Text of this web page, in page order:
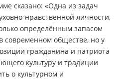
сказано: «Одна из задач
нравственной личности,
определённым запасом
современном обществе, но у
гражданина и патриота
культуру и традиции
о культурном и